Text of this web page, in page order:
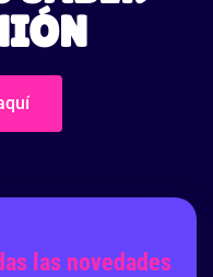
las novedades